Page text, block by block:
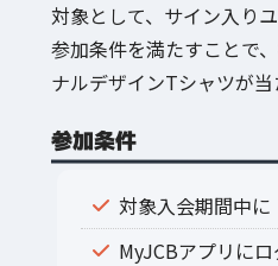
対象として、サイン入り
参加条件を満たすことで
ナルデザインTシャツが当
参加条件
対象入会期間中に
MyJCBアプリに